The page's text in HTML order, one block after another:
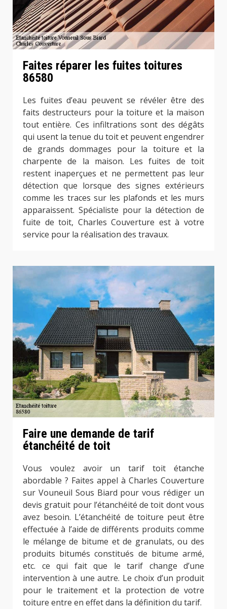
Faites réparer les fuites toitures
86580
Les fuites d’eau peuvent se révéler être des
faits destructeurs pour la toiture et la maison
tout entière. Ces infiltrations sont des dégâts
qui usent la tenue du toit et peuvent engendrer
de grands dommages pour la toiture et la
charpente de la maison. Les fuites de toit
restent inaperçues et ne permettent pas leur
détection que lorsque des signes extérieurs
comme les traces sur les plafonds et les murs
apparaissent. Spécialiste pour la détection de
fuite de toit, Charles Couverture est à votre
service pour la réalisation des travaux.
Faire une demande de tarif
étanchéité de toit
Vous voulez avoir un tarif toit étanche
abordable ? Faites appel à Charles Couverture
sur Vouneuil Sous Biard pour vous rédiger un
devis gratuit pour l’étanchéité de toit dont vous
avez besoin. L’étanchéité de toiture peut être
effectuée à l’aide de différents produits comme
le mélange de bitume et de granulats, ou des
produits bitumés constitués de bitume armé,
etc. ce qui fait que le tarif change d’une
intervention à une autre. Le choix d’un produit
pour le traitement et la protection de votre
toiture entre en effet dans la définition du tarif.